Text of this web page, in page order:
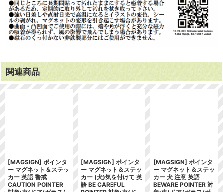
関連商品
[MAGSIGN] ポインタ
ー マグネット＆ステッ
カー 英語 警戒
CAUTION POINTER
[MAGSIGN] ポインタ
ー マグネット＆ステッ
カー (犬)気を付けて 英
語 BE CAREFUL
[MAGSIGN] ポインタ
ー マグネット＆ステッ
カー 犬 注意 英語
BEWARE POINTER 対